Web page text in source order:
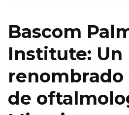
Bascom
Institute: Un
de